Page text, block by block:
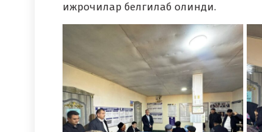
ижрочилар белгилаб олинди.